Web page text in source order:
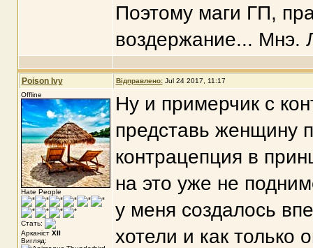
Поэтому маги ГП,
воздержание... Мнэ.
Poison Ivy Відправлено: Jul 24 2017, 11:17
Offline
Hate People
Стать:
Арканіст XII
Вигляд:
Ну и примерчик с
представь женщину
контрацепция в
на это уже не
у меня создалось
хотели и как только